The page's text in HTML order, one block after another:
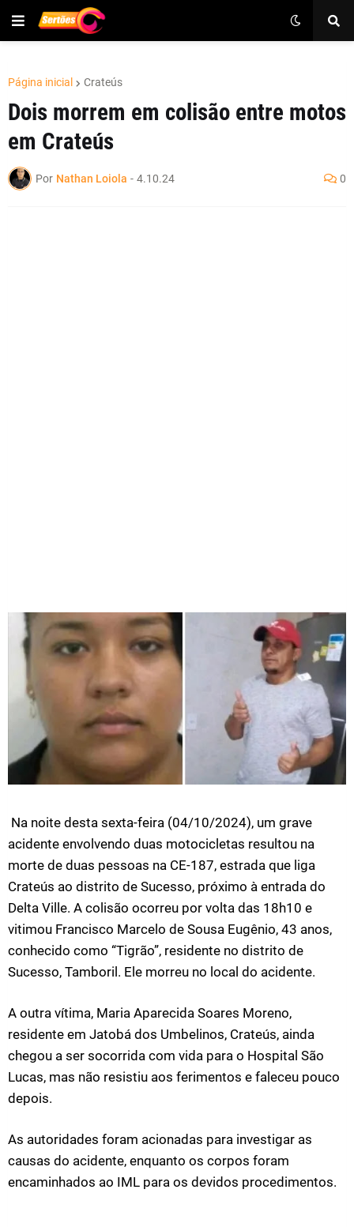
Página inicial Crateús
Dois morrem em colisão entre motos
em Crateús
Por Nathan Loiola - 4.10.24 0
Na noite desta sexta-feira (04/10/2024), um grave
acidente envolvendo duas motocicletas resultou na
morte de duas pessoas na CE-187, estrada que liga
Crateús ao distrito de Sucesso, próximo à entrada do
Delta Ville. A colisão ocorreu por volta das 18h10 e
vitimou Francisco Marcelo de Sousa Eugênio, 43 anos,
conhecido como “Tigrão”, residente no distrito de
Sucesso, Tamboril. Ele morreu no local do acidente.
A outra vítima, Maria Aparecida Soares Moreno,
residente em Jatobá dos Umbelinos, Crateús, ainda
chegou a ser socorrida com vida para o Hospital São
Lucas, mas não resistiu aos ferimentos e faleceu pouco
depois.
As autoridades foram acionadas para investigar as
causas do acidente, enquanto os corpos foram
encaminhados ao IML para os devidos procedimentos.